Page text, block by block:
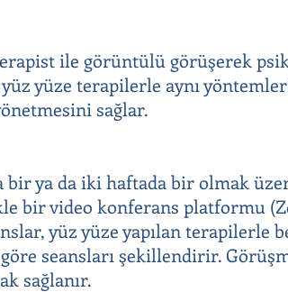
ile görüntülü görüşerek
yüze terapilerle aynı
sağlar.
ya da iki haftada bir olmak
bir video konferans platformu
yüz yüze yapılan terapilerle
seansları şekillendirir.
sağlanır.